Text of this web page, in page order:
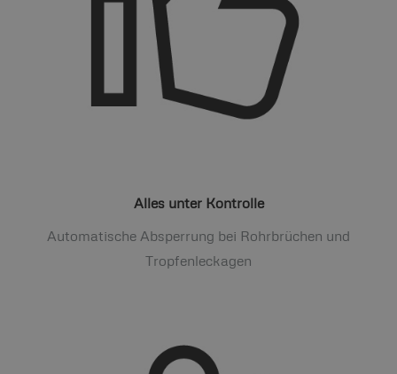
Alles unter Kontrolle
Automatische Absperrung bei Rohrbrüchen und
Tropfenleckagen